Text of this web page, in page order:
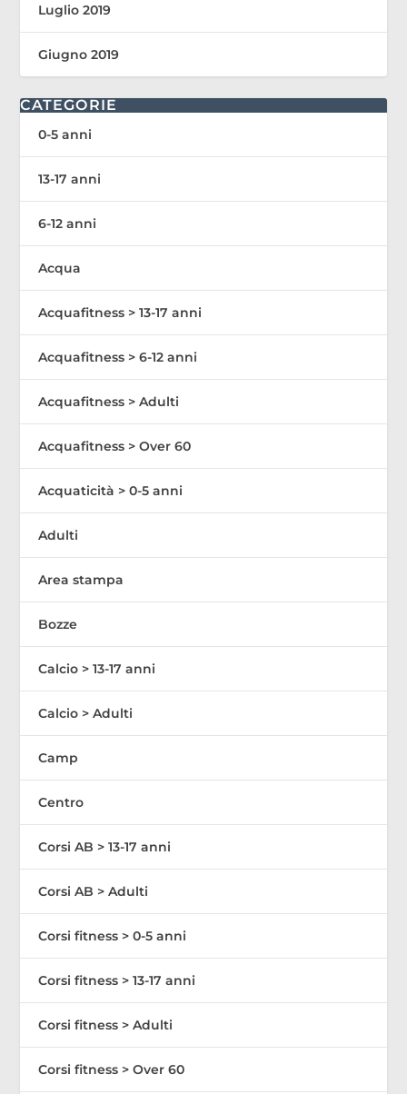
Luglio 2019
Giugno 2019
CATEGORIE
0-5 anni
13-17 anni
6-12 anni
Acqua
Acquafitness > 13-17 anni
Acquafitness > 6-12 anni
Acquafitness > Adulti
Acquafitness > Over 60
Acquaticità > 0-5 anni
Adulti
Area stampa
Bozze
Calcio > 13-17 anni
Calcio > Adulti
Camp
Centro
Corsi AB > 13-17 anni
Corsi AB > Adulti
Corsi fitness > 0-5 anni
Corsi fitness > 13-17 anni
Corsi fitness > Adulti
Corsi fitness > Over 60